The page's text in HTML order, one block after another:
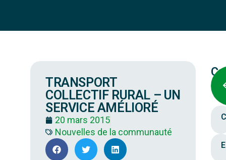
TRANSPORT
COLLECTIF RURAL – UN
SERVICE AMÉLIORÉ
20 mars 2015
Nouvelles de la communauté